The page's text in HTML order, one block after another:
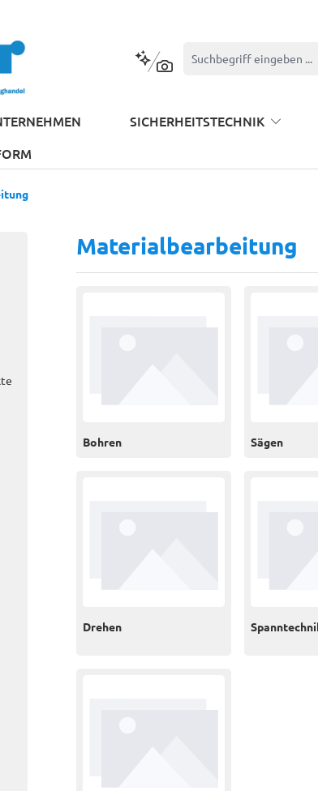
Kontextbasierte Suche
SICHERHEITSTECHNIK
Materialbearbeitung
Bohren Sägen
Drehen